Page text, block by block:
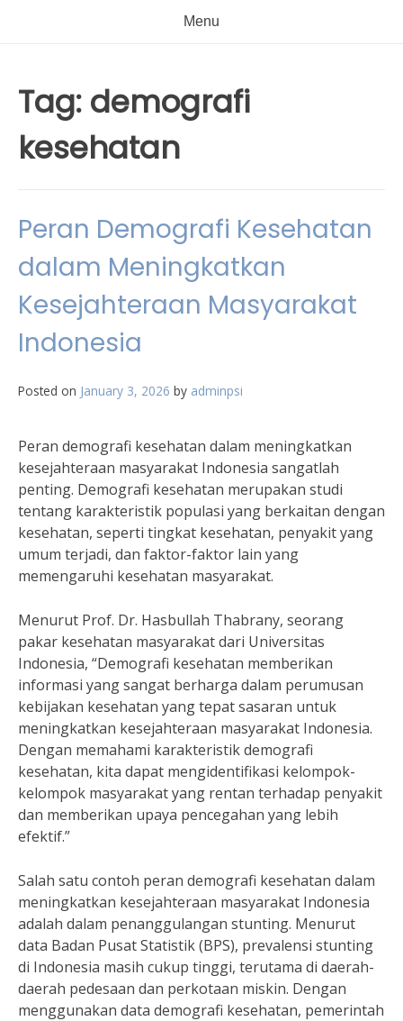
Menu
Tag: demografi
kesehatan
Peran Demografi Kesehatan
dalam Meningkatkan
Kesejahteraan Masyarakat
Indonesia
Posted on January 3, 2026 by adminpsi
Peran demografi kesehatan dalam meningkatkan
kesejahteraan masyarakat Indonesia sangatlah
penting. Demografi kesehatan merupakan studi
tentang karakteristik populasi yang berkaitan dengan
kesehatan, seperti tingkat kesehatan, penyakit yang
umum terjadi, dan faktor-faktor lain yang
memengaruhi kesehatan masyarakat.
Menurut Prof. Dr. Hasbullah Thabrany, seorang
pakar kesehatan masyarakat dari Universitas
Indonesia, “Demografi kesehatan memberikan
informasi yang sangat berharga dalam perumusan
kebijakan kesehatan yang tepat sasaran untuk
meningkatkan kesejahteraan masyarakat Indonesia.
Dengan memahami karakteristik demografi
kesehatan, kita dapat mengidentifikasi kelompok-
kelompok masyarakat yang rentan terhadap penyakit
dan memberikan upaya pencegahan yang lebih
efektif.”
Salah satu contoh peran demografi kesehatan dalam
meningkatkan kesejahteraan masyarakat Indonesia
adalah dalam penanggulangan stunting. Menurut
data Badan Pusat Statistik (BPS), prevalensi stunting
di Indonesia masih cukup tinggi, terutama di daerah-
daerah pedesaan dan perkotaan miskin. Dengan
menggunakan data demografi kesehatan, pemerintah